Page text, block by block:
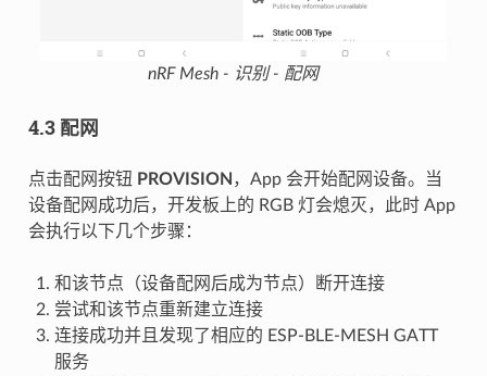
nRF Mesh - 识别 - 配网
4.3 配网
点击配网按钮 PROVISION ，App 会开始配网设备。当
设备配网成功后，开发板上的 RGB 灯会熄灭，此时 App
会执行以下几个步骤：
和该节点（设备配网后成为节点）断开连接
尝试和该节点重新建立连接
连接成功并且发现了相应的 ESP-BLE-MESH GATT
服务